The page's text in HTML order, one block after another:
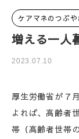
ケアマネのつぶや
増える一人
2023.07.10
厚生労働省が７
よれば、高齢者
帯（高齢者世帯